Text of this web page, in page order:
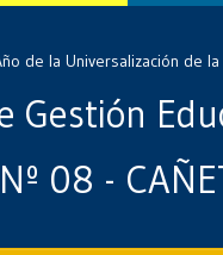
de la Universalización de la
Gestión
Nº 08 -